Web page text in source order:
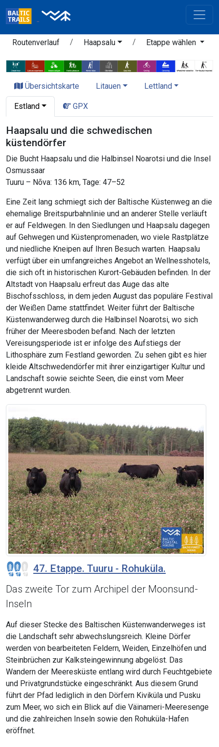
Routenverlauf Haapsalu Etappe wählen
Übersichtskarte Litauen Lettland
Estland GPX
Haapsalu und die schwedischen
küstendörfer
Die Bucht Haapsalu und die Halbinsel Noarotsi und die Insel
Osmussaar
Tuuru – Nõva: 136 km, Tage: 47–52
Eine Zeit lang schmiegt sich der Baltische Küstenweg an die
ehemalige Breitspurbahnlinie und an anderer Stelle verläuft
er auf Feldwegen. In den Siedlungen und Haapsalu dagegen
auf Gehwegen und Küstenpromenaden, wo viele Rastplätze
und niedliche Kneipen auf Ihren Besuch warten. Haapsalu
verfügt über ein umfangreiches Angebot an Wellnesshotels,
die sich oft in historischen Kurort-Gebäuden befinden. In der
Altstadt von Haapsalu erfreut das Auge das alte
Bischofsschloss, in dem jeden August das populäre Festival
der Weißen Dame stattfindet. Weiter führt der Baltische
Küstenwanderweg durch die Halbinsel Noarotsi, wo sich
früher der Meeresboden befand. Nach der letzten
Vereisungsperiode ist er infolge des Aufstiegs der
Lithosphäre zum Festland geworden. Zu sehen gibt es hier
kleide Altschwedendörfer mit ihrer einzigartiger Kultur und
Landschaft sowie seichte Seen, die einst vom Meer
abgetrennt wurden.
47. Etappe. Tuuru - Rohuküla.
Das zweite Tor zum Archipel der Moonsund-
Inseln
Auf dieser Stecke des Baltischen Küstenwanderweges ist
die Landschaft sehr abwechslungsreich. Kleine Dörfer
werden von bearbeiteten Feldern, Weiden, Einzelhöfen und
Steinbrüchen zur Kalksteingewinnung abgelöst. Das
Wandern der Meeresküste entlang wird durch Feuchtgebiete
und Privatgrundstücke eingeschränkt. Aus diesem Grund
führt der Pfad lediglich in den Dörfern Kiviküla und Pusku
zum Meer, wo sich ein Blick auf die Väinameri-Meeresenge
und die zahlreichen Inseln sowie den Rohuküla-Hafen
eröffnet.